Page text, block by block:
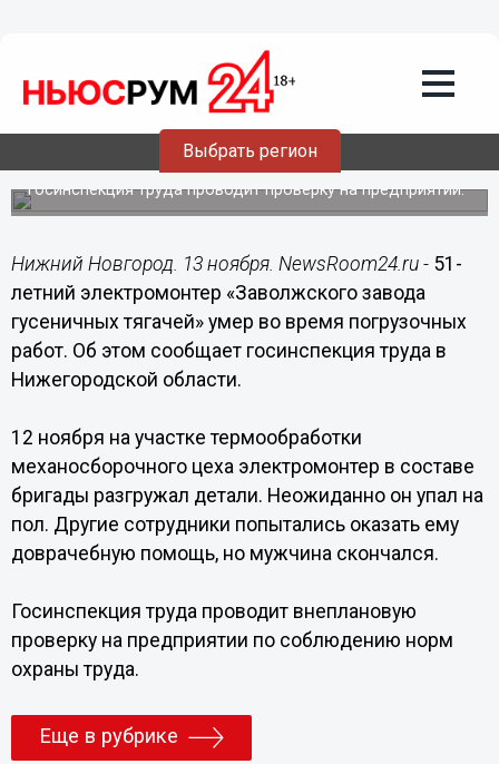
Выбрать регион
51-летний электромонтер
«Заволжского завода гусеничных
тягачей» умер во время погрузочных
Госинспекция труда проводит проверку на предприятии.
Нижний Новгород. 13 ноября. NewsRoom24.ru - 51-
летний электромонтер «Заволжского завода
гусеничных тягачей» умер во время погрузочных
работ. Об этом сообщает госинспекция труда в
Нижегородской области.
12 ноября на участке термообработки
механосборочного цеха электромонтер в составе
бригады разгружал детали. Неожиданно он упал на
пол. Другие сотрудники попытались оказать ему
доврачебную помощь, но мужчина скончался.
Госинспекция труда проводит внеплановую
проверку на предприятии по соблюдению норм
охраны труда.
Еще в рубрике